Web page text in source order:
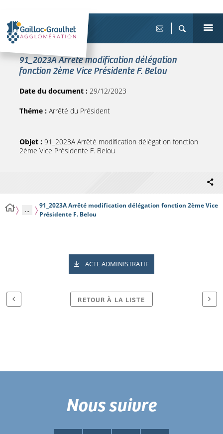
91_2023A Arrêté modification délégation
fonction 2ème Vice Présidente F. Belou
Date du document : 29/12/2023
Théme : Arrêté du Président
Objet : 91_2023A Arrêté modification délégation fonction
2ème Vice Présidente F. Belou
...
91_2023A Arrêté modification délégation fonction 2ème Vice
Présidente F. Belou
ACTE ADMINISTRATIF
RETOUR À LA LISTE
Nous suivre